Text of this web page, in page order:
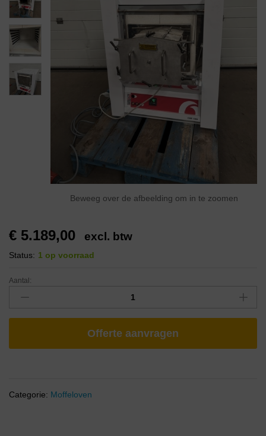
Beweeg over de afbeelding om in te zoomen
€ 5.189,00 excl. btw
Status: 1 op voorraad
Aantal:
Offerte aanvragen
Categorie: Moffeloven